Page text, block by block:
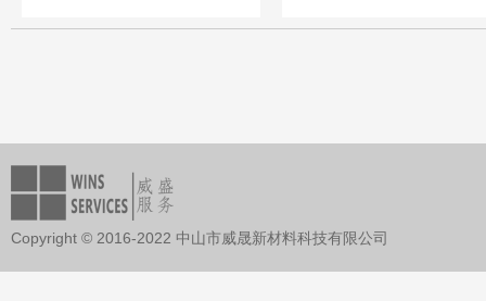
Copyright © 2016-2022 中山市威晟新材料科技有限公司